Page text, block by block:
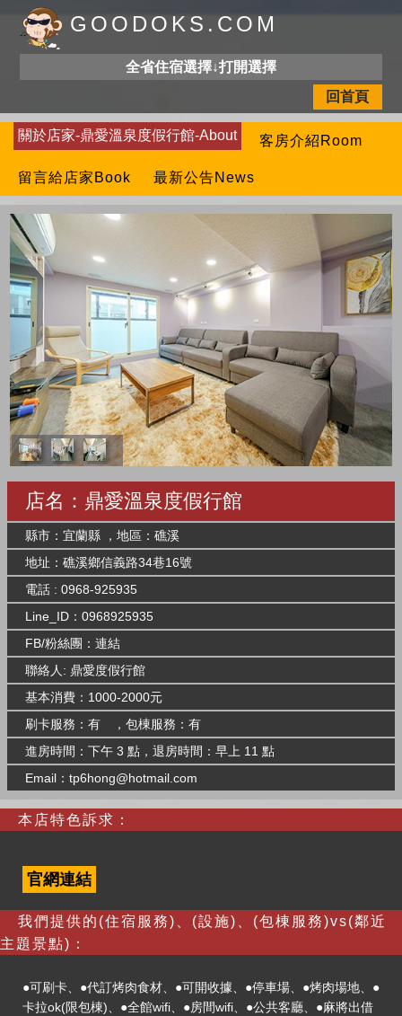
GOODOKS.COM
全省住宿選擇↓打開選擇
回首頁
關於店家-鼎愛溫泉度假行館-About 客房介紹Room
留言給店家Book 最新公告News
店名：鼎愛溫泉度假行館
縣市：宜蘭縣 ，地區：礁溪
地址：礁溪鄉信義路34巷16號
電話 : 0968-925935
Line_ID：0968925935
FB/粉絲團： 連結
聯絡人: 鼎愛度假行館
基本消費：1000-2000元
刷卡服務：有 ，包棟服務：有
進房時間：下午 3 點，退房時間：早上 11 點
Email： tp6hong@hotmail.com
本店特色訴求：
官網連結
我們提供的(住宿服務)、(設施)、(包棟服務)vs(鄰近
主題景點)：
●可刷卡、●代訂烤肉食材、●可開收據、●停車場、●烤肉場地、●
卡拉ok(限包棟)、●全館wifi、●房間wifi、●公共客廳、●麻將出借